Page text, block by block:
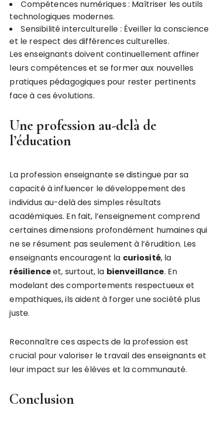
Compétences numériques : Maîtriser les outils
technologiques modernes.
Sensibilité interculturelle : Éveiller la conscience
et le respect des différences culturelles.
Les enseignants doivent continuellement affiner
leurs compétences et se former aux nouvelles
pratiques pédagogiques pour rester pertinents
face à ces évolutions.
Une profession au-delà de
l’éducation
La profession enseignante se distingue par sa
capacité à influencer le développement des
individus au-delà des simples résultats
académiques. En fait, l’enseignement comprend
certaines dimensions profondément humaines qui
ne se résument pas seulement à l’érudition. Les
enseignants encouragent la curiosité, la
résilienceet, surtout, la bienveillance. En
modelant des comportements respectueux et
empathiques, ils aident à forger une société plus
juste.
Reconnaître ces aspects de la profession est
crucial pour valoriser le travail des enseignants et
leur impact sur les élèves et la communauté.
Conclusion